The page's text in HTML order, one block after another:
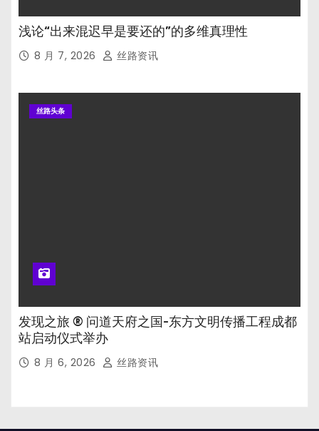
浅论“出来混迟早是要还的”的多维真理性
8 月 7, 2026 丝路资讯
丝路头条
发现之旅 ® 问道天府之国-东方文明传播工程成都
站启动仪式举办
8 月 6, 2026 丝路资讯